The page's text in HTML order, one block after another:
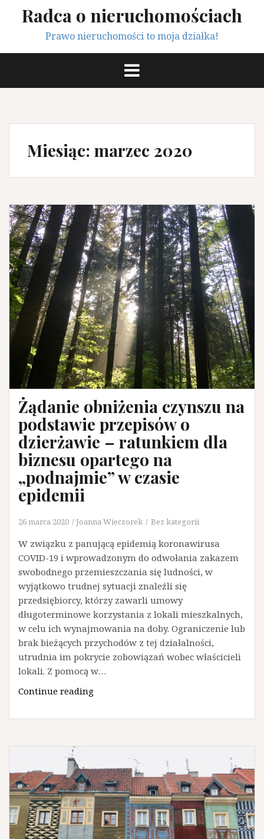
Radca o nieruchomościach
Prawo nieruchomości to moja działka!
Miesiąc: marzec 2020
Żądanie obniżenia czynszu na
podstawie przepisów o
dzierżawie – ratunkiem dla
biznesu opartego na
„podnajmie” w czasie
epidemii
26 marca 2020 Joanna Wieczorek Bez kategorii
W związku z panującą epidemią koronawirusa
COVID-19 i wprowadzonym do odwołania zakazem
swobodnego przemieszczania się ludności, w
wyjątkowo trudnej sytuacji znaleźli się
przedsiębiorcy, którzy zawarli umowy
długoterminowe korzystania z lokali mieszkalnych,
w celu ich wynajmowania na doby. Ograniczenie lub
brak bieżących przychodów z tej działalności,
utrudnia im pokrycie zobowiązań wobec właścicieli
lokali. Z pomocą w…
Continue reading
czynszu
przepisów
o
dzierżawie
–
ratunkiem
dla